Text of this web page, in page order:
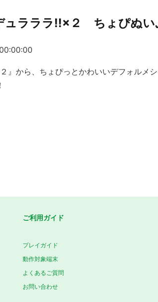
デュラララ!!×２ ちょぴぬ
』から、ちょぴっとかわいいデフォルメシ
ご利用ガイド
プレイガイド
動作対象端末
よくあるご質問
お問い合わせ